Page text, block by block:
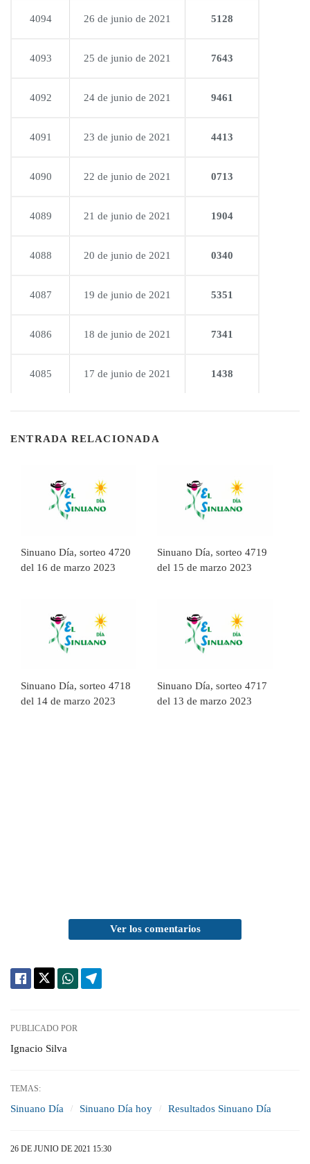
4094 26 de junio de 2021 5128
4093 25 de junio de 2021 7643
4092 24 de junio de 2021 9461
4091 23 de junio de 2021 4413
4090 22 de junio de 2021 0713
4089 21 de junio de 2021 1904
4088 20 de junio de 2021 0340
4087 19 de junio de 2021 5351
4086 18 de junio de 2021 7341
4085 17 de junio de 2021 1438
ENTRADA RELACIONADA
Sinuano Día, sorteo 4720
del 16 de marzo 2023
Sinuano Día, sorteo 4719
del 15 de marzo 2023
Sinuano Día, sorteo 4718
del 14 de marzo 2023
Sinuano Día, sorteo 4717
del 13 de marzo 2023
Ver los comentarios
PUBLICADO POR
Ignacio Silva
TEMAS:
Sinuano Día Sinuano Día hoy Resultados Sinuano Día
26 DE JUNIO DE 2021 15:30